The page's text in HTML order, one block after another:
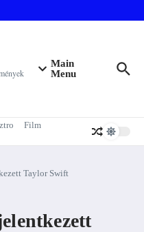
Main
Menu
Film
Taylor Swift